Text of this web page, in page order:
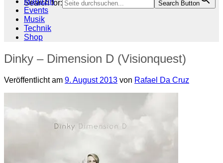
Search for: Search Button
Events
Musik
Technik
Shop
Dinky – Dimension D (Visionquest)
Veröffentlicht am 9. August 2013 von Rafael Da Cruz